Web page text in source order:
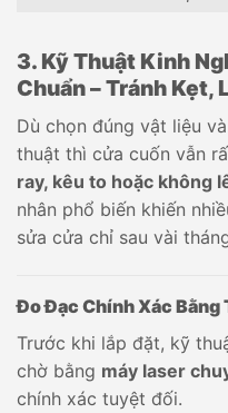
3. Kỹ Thuật Kinh
Chuẩn – Tránh Kẹt,
Dù chọn đúng vật liệu
thuật thì cửa cuốn vẫn
ray, kêu to hoặc không
nhân phổ biến khiến
sửa cửa chỉ sau vài
Đo Đạc Chính Xác Bằng
Trước khi lắp đặt, kỹ
chờ bằng máy laser
chính xác tuyệt đối.